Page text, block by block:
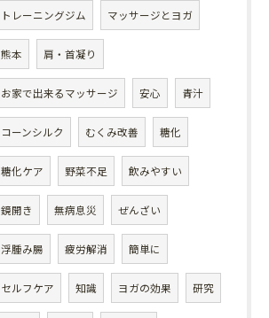
トレーニングジム マッサージとヨガ
熊本 肩・首凝り
お家で出来るマッサージ 安心 青汁
コーンシルク むくみ改善 糖化
糖化ケア 野菜不足 飲みやすい
鏡開き 無病息災 ぜんざい
浮腫み腸 疲労解消 簡単に
セルフケア 知識 ヨガの効果 研究